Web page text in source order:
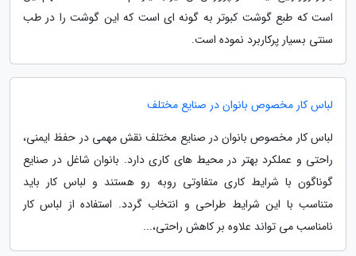
است که طبع گوشت کبوتر به گونه ای است که این گوشت را در طب
سنتی بسیار پرکاربرد نموده است.
لباس کار مخصوص بانوان در صنایع مختلف
لباس کار مخصوص بانوان در صنایع مختلف نقش مهمی در حفظ ایمنی،
راحتی و عملکرد بهتر در محیط های کاری دارد. بانوان شاغل در صنایع
گوناگون با شرایط کاری متفاوتی روبه رو هستند و لباس کار باید
متناسب با این شرایط طراحی و انتخاب گردد. استفاده از لباس کار
نامناسب می تواند علاوه بر کاهش راحتی،...